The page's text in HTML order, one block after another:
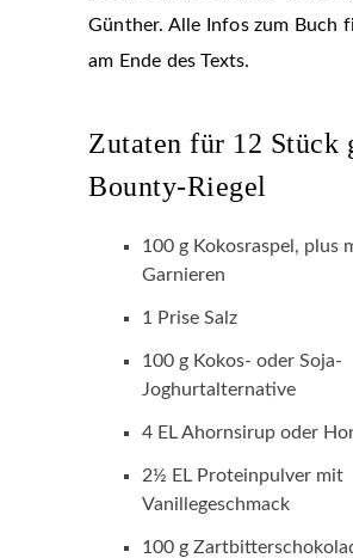
Günther. Alle Infos zum Buch
am Ende des Texts.
Zutaten für 12 Stück
Bounty-Riegel
100 g Kokosraspel, plus
Garnieren
1 Prise Salz
100 g Kokos- oder Soja-
Joghurtalternative
4 EL Ahornsirup oder
2½ EL Proteinpulver mit
Vanillegeschmack
100 g